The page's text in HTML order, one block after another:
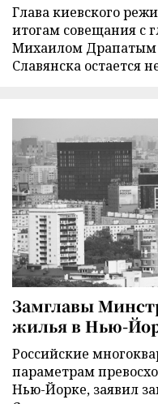
Глава киевского
итогам совещания с
Михаилом Драпатым
Славянска остается
Замглавы
жилья в Нью-
Российские
параметрам
Нью-Йорке, заявил